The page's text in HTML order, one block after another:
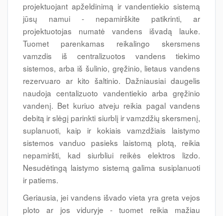
projektuojant apželdinimą ir vandentiekio sistemą
jūsų namui - nepamirškite patikrinti, ar
projektuotojas numatė vandens išvadą lauke.
Tuomet parenkamas reikalingo skersmens
vamzdis iš centralizuotos vandens tiekimo
sistemos, arba iš šulinio, gręžinio, lietaus vandens
rezervuaro ar kito šaltinio. Dažniausiai daugelis
naudoja centalizuoto vandentiekio arba gręžinio
vandenį. Bet kuriuo atveju reikia pagal vandens
debitą ir slėgį parinkti siurblį ir vamzdžių skersmenį,
suplanuoti, kaip ir kokiais vamzdžiais laistymo
sistemos vanduo pasieks laistomą plotą, reikia
nepamiršti, kad siurbliui reikės elektros lizdo.
Nesudėtingą laistymo sistemą galima susiplanuoti
ir patiems.
Geriausia, jei vandens išvado vieta yra greta vejos
ploto ar jos viduryje - tuomet reikia mažiau